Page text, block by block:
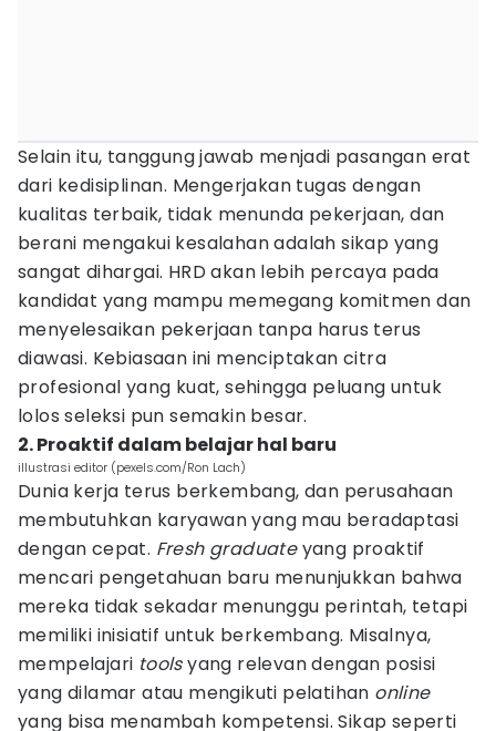
Selain itu, tanggung jawab menjadi pasangan erat
dari kedisiplinan. Mengerjakan tugas dengan
kualitas terbaik, tidak menunda pekerjaan, dan
berani mengakui kesalahan adalah sikap yang
sangat dihargai. HRD akan lebih percaya pada
kandidat yang mampu memegang komitmen dan
menyelesaikan pekerjaan tanpa harus terus
diawasi. Kebiasaan ini menciptakan citra
profesional yang kuat, sehingga peluang untuk
lolos seleksi pun semakin besar.
2. Proaktif dalam belajar hal baru
illustrasi editor (pexels.com/Ron Lach)
Dunia kerja terus berkembang, dan perusahaan
membutuhkan karyawan yang mau beradaptasi
dengan cepat. Fresh graduateyang proaktif
mencari pengetahuan baru menunjukkan bahwa
mereka tidak sekadar menunggu perintah, tetapi
memiliki inisiatif untuk berkembang. Misalnya,
mempelajari toolsyang relevan dengan posisi
yang dilamar atau mengikuti pelatihan online
yang bisa menambah kompetensi. Sikap seperti